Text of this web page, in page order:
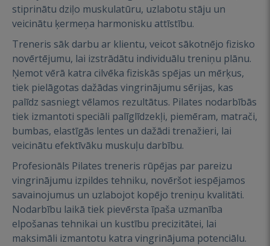
stiprinātu dziļo muskulatūru, uzlabotu stāju un
veicinātu ķermeņa harmonisku attīstību.
Treneris sāk darbu ar klientu, veicot sākotnējo fizisko
novērtējumu, lai izstrādātu individuālu treniņu plānu.
Ņemot vērā katra cilvēka fiziskās spējas un mērķus,
tiek pielāgotas dažādas vingrinājumu sērijas, kas
palīdz sasniegt vēlamos rezultātus. Pilates nodarbībās
tiek izmantoti speciāli palīglīdzekļi, piemēram, matrači,
bumbas, elastīgās lentes un dažādi trenažieri, lai
veicinātu efektīvāku muskuļu darbību.
Profesionāls Pilates treneris rūpējas par pareizu
vingrinājumu izpildes tehniku, novēršot iespējamos
savainojumus un uzlabojot kopējo treniņu kvalitāti.
Nodarbību laikā tiek pievērsta īpaša uzmanība
elpošanas tehnikai un kustību precizitātei, lai
maksimāli izmantotu katra vingrinājuma potenciālu.